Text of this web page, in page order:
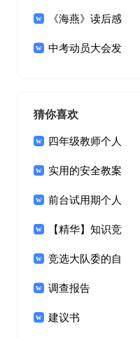
言稿《海燕》读后感
中考动员大会发
猜你喜欢
四年级教师个人
总结实用的安全教案
模板7篇
前台试用期个人
总结5篇_前台试用
期总结
【精华】知识竞
赛活动方案集锦7篇
竞选大队委的自
我介绍15篇
调查报告
建议书